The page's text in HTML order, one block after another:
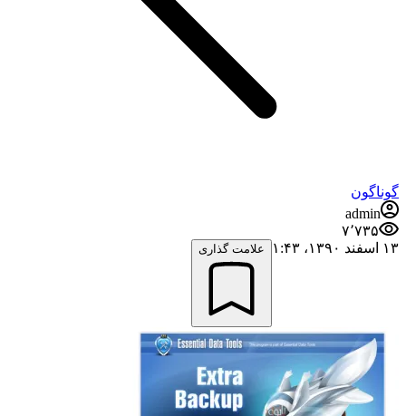
گوناگون
admin
۷٬۷۳۵
۱۳ اسفند ۱۳۹۰،‏ ۱:۴۳
علامت گذاری